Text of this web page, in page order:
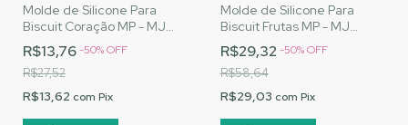
Molde de Silicone Para
Biscuit Coração MP - MJ
Artesanatos |Cód. 1531
R$13,76-50%OFF
R$27,52
R$13,62 com Pix
Molde de Silicone Para
Biscuit Frutas MP - MJ
Artesanatos - Cód. 1527
R$29,32 -50%OFF
R$58,64
R$29,03 com Pix